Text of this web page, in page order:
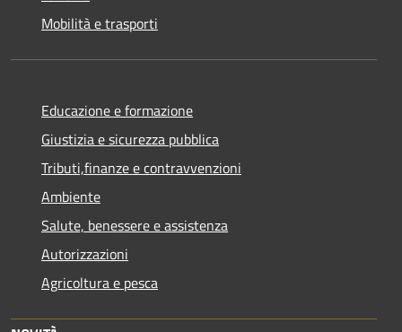
Mobilità e trasporti
Educazione e formazione
Giustizia e sicurezza pubblica
Tributi,finanze e contravvenzioni
Ambiente
Salute, benessere e assistenza
Autorizzazioni
Agricoltura e pesca